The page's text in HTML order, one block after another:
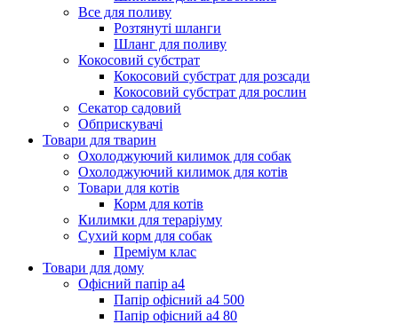
Все для поливу
Розтянуті шланги
Шланг для поливу
Кокосовий субстрат
Кокосовий субстрат для розсади
Кокосовий субстрат для рослин
Секатор садовий
Обприскувачі
Товари для тварин
Охолоджуючий килимок для собак
Охолоджуючий килимок для котів
Товари для котів
Корм для котів
Килимки для тераріуму
Сухий корм для собак
Преміум клас
Товари для дому
Офісний папір а4
Папір офісний а4 500
Папір офісний а4 80